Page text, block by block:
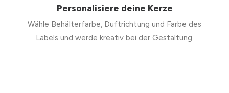
Personalisiere deine Kerze
Wähle Behälterfarbe, Duftrichtung und Farbe des
Labels und werde kreativ bei der Gestaltung.